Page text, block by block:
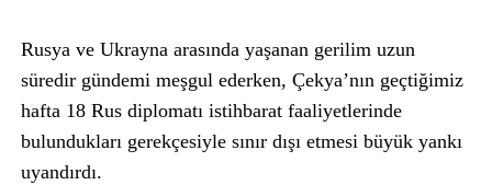
Rusya ve Ukrayna arasında yaşanan gerilim uzun
süredir gündemi meşgul ederken, Çekya’nın geçtiğimiz
hafta 18 Rus diplomatı istihbarat faaliyetlerinde
bulundukları gerekçesiyle sınır dışı etmesi büyük yankı
uyandırdı.